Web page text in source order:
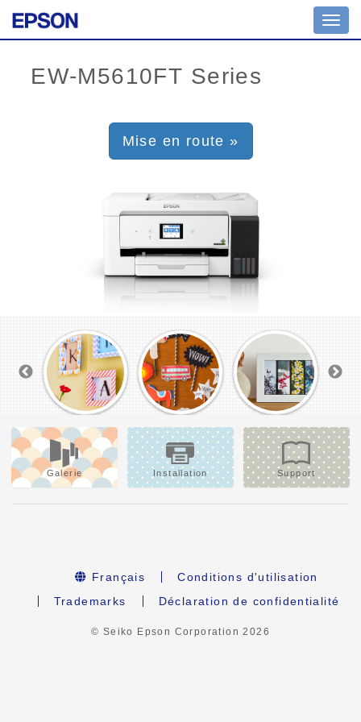
Mise en route »
Galerie Installation Support
Français
Conditions d'utilisation
Trademarks
Déclaration de confidentialité
© Seiko Epson Corporation2026